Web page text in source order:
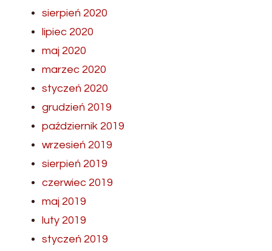
sierpień 2020
lipiec 2020
maj 2020
marzec 2020
styczeń 2020
grudzień 2019
październik 2019
wrzesień 2019
sierpień 2019
czerwiec 2019
maj 2019
luty 2019
styczeń 2019